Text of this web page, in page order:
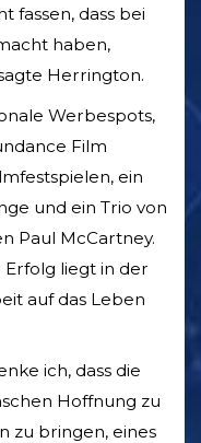
fassen, dass bei
haben,
Herrington.
Werbespots,
Film
ein
und ein Trio von
Paul McCartney.
liegt in der
auf das Leben
ich, dass die
Hoffnung zu
zu bringen, eines